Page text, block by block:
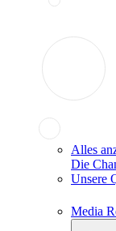
Alles
Die
Unsere
Media